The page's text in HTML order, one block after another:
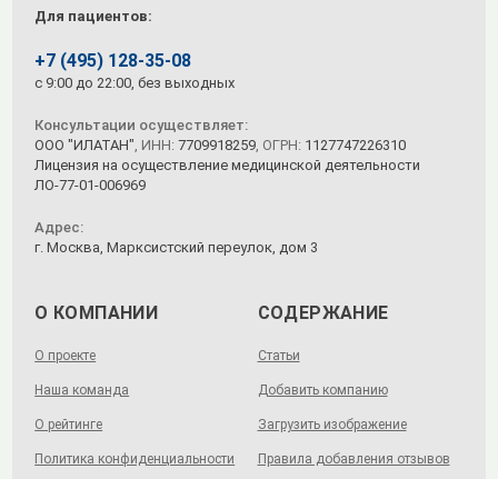
Для пациентов:
+7 (495) 128-35-08
c 9:00 до 22:00, без выходных
Консультации осуществляет:
ООО "ИЛАТАН", ИНН:7709918259, ОГРН: 1127747226310
Лицензия на осуществление медицинской деятельности
ЛО-77-01-006969
Адрес:
г. Москва, Марксистский переулок, дом 3
О КОМПАНИИ
О проекте
Наша команда
О рейтинге
Политика конфиденциальности
СОДЕРЖАНИЕ
Статьи
Добавить компанию
Загрузить изображение
Правила добавления отзывов